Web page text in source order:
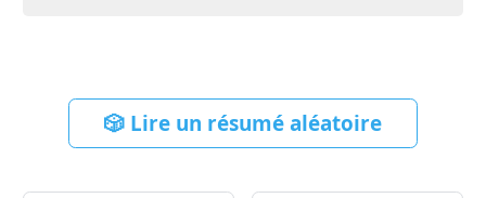
🎲 Lire un résumé aléatoire